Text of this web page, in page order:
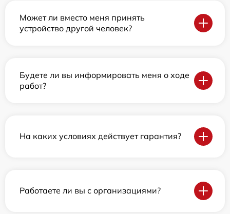
Может ли вместо меня принять
устройство другой человек?
Будете ли вы информировать меня о ходе
работ?
На каких условиях действует гарантия?
Работаете ли вы с организациями?